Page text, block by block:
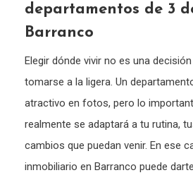
departamentos de 3
Barranco
Elegir dónde vivir no es una
tomarse a la ligera. Un
atractivo en fotos, pero lo
realmente se adaptará a tu rutina,
cambios que puedan venir. En ese
inmobiliario en Barranco puede